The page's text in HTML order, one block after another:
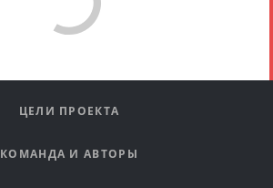
ЦЕЛИ ПРОЕКТА
КОМАНДА И АВТОРЫ